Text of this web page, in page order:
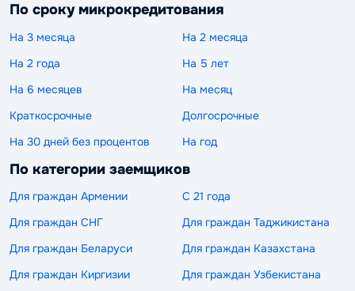
По сроку микрокредитования
На 3 месяца
На 2 месяца
На 2 года
На 5 лет
На 6 месяцев
На месяц
Краткосрочные
Долгосрочные
На 30 дней без процентов
На год
По категории заемщиков
Для граждан Армении
С 21 года
Для граждан СНГ
Для граждан Таджикистана
Для граждан Беларуси
Для граждан Казахстана
Для граждан Киргизии
Для граждан Узбекистана